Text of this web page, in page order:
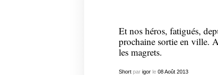
Et nos héros, fatigués,
prochaine sortie en ville.
les magrets.
Shortpar igorle 08 Août 2013